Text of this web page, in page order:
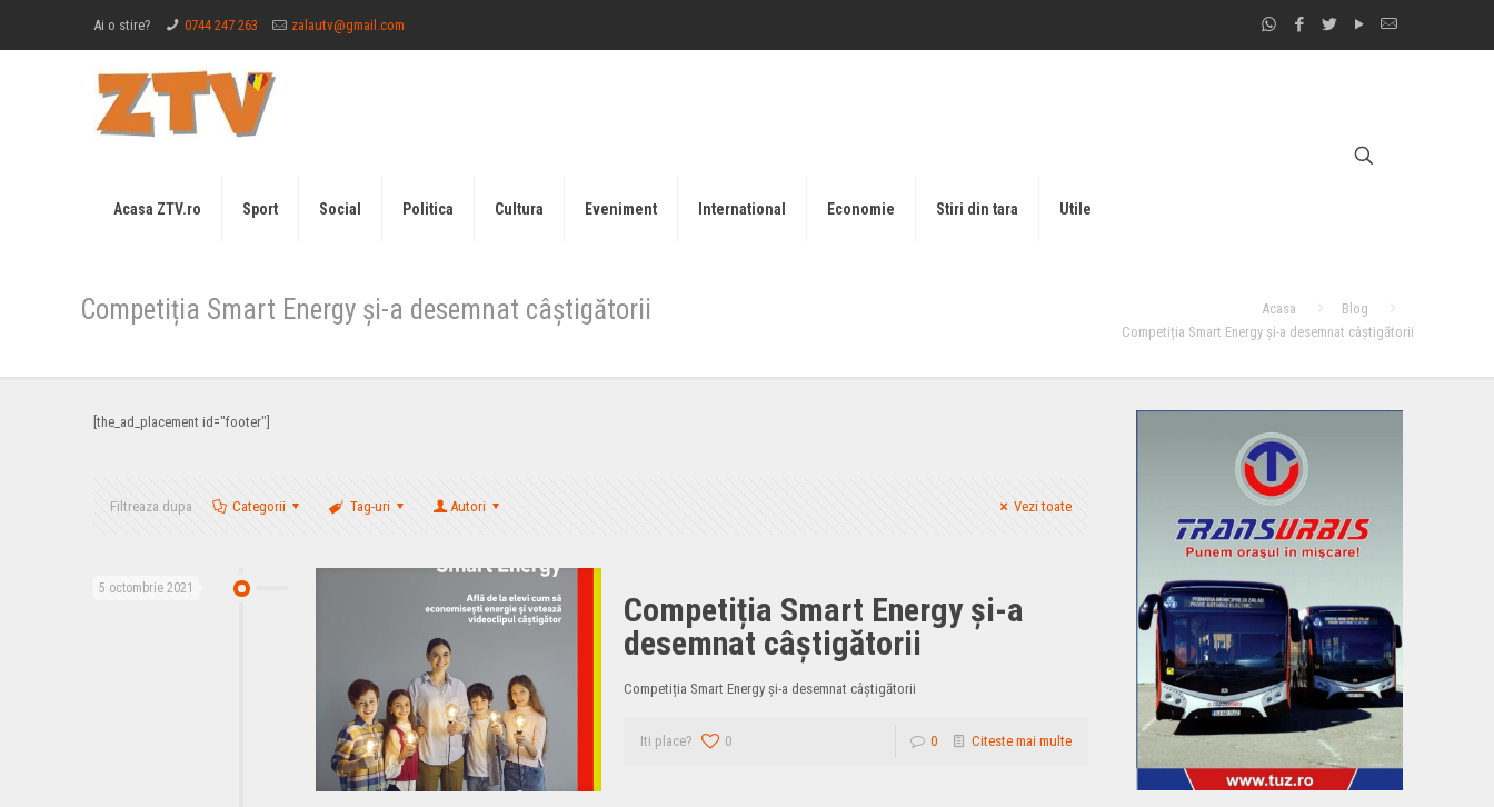
Ai o stire? 0744 247 263 zalautv@gmail.com
Acasa ZTV.ro Sport Social Politica Cultura Eveniment International Economie Stiri din tara Utile
Competiția Smart Energy și-a desemnat câștigătorii Acasa
Blog
Competiția Smart Energy și-a desemnat câștigătorii
[the_ad_placement id="footer"]
Filtreaza dupa Categorii Tag-uri Autori Vezi toate
5 octombrie 2021
Competiția Smart Energy și-a
desemnat câștigătorii
Competiția Smart Energy și-a desemnat câștigătorii
Iti place? 0 0 Citeste mai multe